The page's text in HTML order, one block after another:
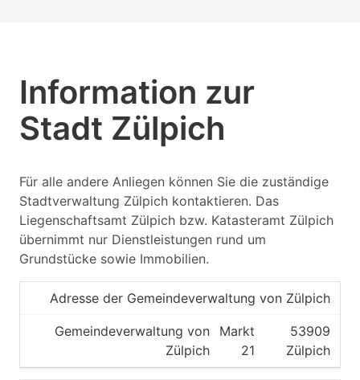
Information zur
Stadt Zülpich
Für alle andere Anliegen können Sie die zuständige
Stadtverwaltung Zülpich kontaktieren. Das
Liegenschaftsamt Zülpich bzw. Katasteramt Zülpich
übernimmt nur Dienstleistungen rund um
Grundstücke sowie Immobilien.
Adresse der Gemeindeverwaltung von Zülpich
Gemeindeverwaltung von
Zülpich
Markt
21
53909
Zülpich